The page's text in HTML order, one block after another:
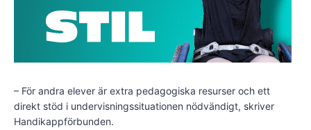
– För andra elever är extra pedagogiska resurser och ett
direkt stöd i undervisningssituationen nödvändigt, skriver
Handikappförbunden.